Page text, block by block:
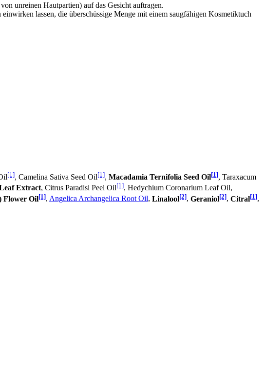
unreinen Hautpartien) auf das Gesicht auftragen.
lassen, die überschüssige Menge mit einem saugfähigen Kosmetiktuch
[1], Camelina Sativa Seed Oil[1], Macadamia Ternifolia Seed Oil[1], Taraxacum
Extract, Citrus Paradisi Peel Oil[1], Hedychium Coronarium Leaf Oil,
Flower Oil[1], Angelica Archangelica Root Oil, Linalool[2], Geraniol[2], Citral[1],